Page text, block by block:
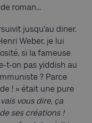
roman…
jusqu’au diner.
Weber, je lui
si la fameuse
t‑on pas yiddish au
? Parce
! » était une pure
vous dire, ça
ses créations !